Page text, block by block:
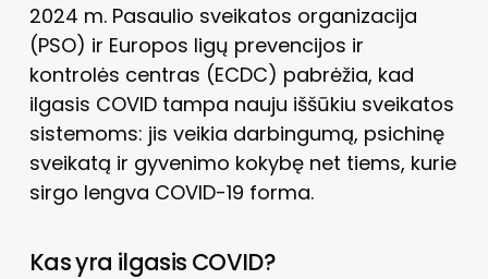
2024 m. Pasaulio sveikatos organizacija
(PSO) ir Europos ligų prevencijos ir
kontrolės centras (ECDC) pabrėžia, kad
ilgasis COVID tampa nauju iššūkiu sveikatos
sistemoms: jis veikia darbingumą, psichinę
sveikatą ir gyvenimo kokybę net tiems, kurie
sirgo lengva COVID-19 forma.
Kas yra ilgasis COVID?